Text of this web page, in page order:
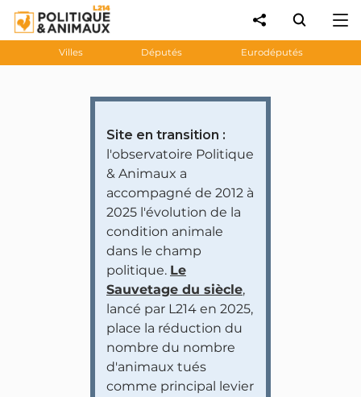
Villes Députés Eurodéputés
Site en transition :
l'observatoire Politique
& Animaux a
accompagné de 2012 à
2025 l'évolution de la
condition animale
dans le champ
politique. Le
Sauvetage du siècle,
lancé par L214 en 2025,
place la réduction du
nombre du nombre
d'animaux tués
comme principal levier